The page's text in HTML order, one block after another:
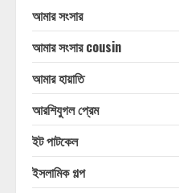
আমার সংসার
আমার সংসার cousin
আমার হায়াতি
আরশিযুগল প্রেম
ইট পাটকেল
ইসলামিক গল্প